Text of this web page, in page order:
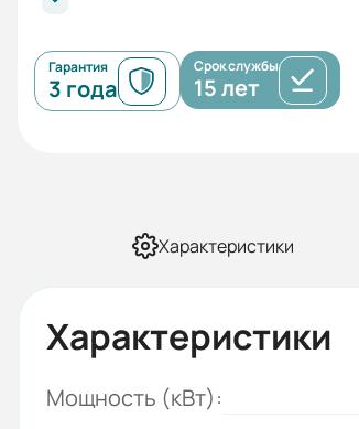
Гарантия
3 года
Срок службы
15 лет
Характеристики
Характеристики
Мощность (кВт):